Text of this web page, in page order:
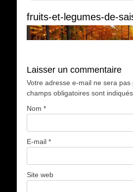
fruits-et-legumes-de-
Laisser un commentaire
Votre adresse e-mail ne sera pas
champs obligatoires sont
Nom *
E-mail *
Site web